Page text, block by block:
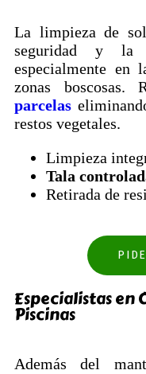
La limpieza de
seguridad y la
especialmente en
zonas
parcelas
restos vegetales.
Limpieza
Tala
Retirada de
Especialistas en
Piscinas
Además del